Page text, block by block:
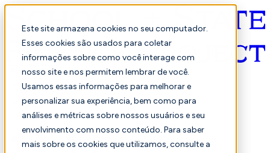
Este site armazena cookies no seu computador.
Esses cookies são usados para coletar
informações sobre como você interage com
nosso site e nos permitem lembrar de você.
Usamos essas informações para melhorar e
personalizar sua experiência, bem como para
análises e métricas sobre nossos usuários e seu
envolvimento com nosso conteúdo. Para saber
mais sobre os cookies que utilizamos, consulte a
Português